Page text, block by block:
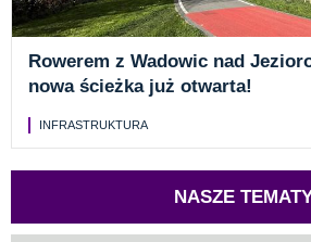
Rowerem z Wadowic nad
nowa ścieżka już otwarta!
INFRASTRUKTURA
NASZE